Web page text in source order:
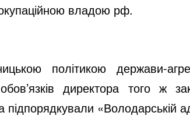
владою рф.
політикою держави-
директора того ж
«Володарській